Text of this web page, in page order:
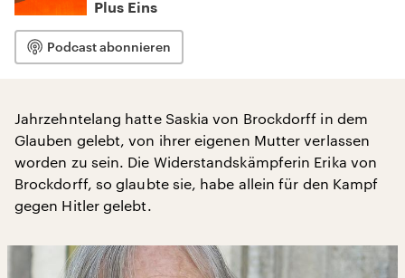
Plus Eins
Podcast abonnieren
Jahrzehntelang hatte Saskia von Brockdorff in dem
Glauben gelebt, von ihrer eigenen Mutter verlassen
worden zu sein. Die Widerstandskämpferin Erika von
Brockdorff, so glaubte sie, habe allein für den Kampf
gegen Hitler gelebt.